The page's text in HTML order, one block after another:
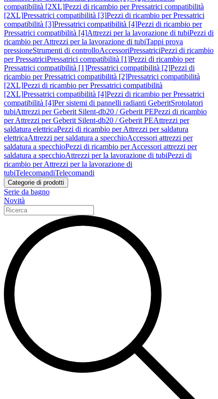
compatibilità [2XL]Pezzi di ricambio per Pressatrici compatibilità
[2XL]Pressatrici compatibilità [3]Pezzi di ricambio per Pressatrici
compatibilità [3]Pressatrici compatibilità [4]Pezzi di ricambio per
Pressatrici compatibilità [4]Attrezzi per la lavorazione di tubiPezzi di
ricambio per Attrezzi per la lavorazione di tubiTappi prova
pressioneStrumenti di controlloAccessoriPressatriciPezzi di ricambio
per PressatriciPressatrici compatibilità [1]Pezzi di ricambio per
Pressatrici compatibilità [1]Pressatrici compatibilità [2]Pezzi di
ricambio per Pressatrici compatibilità [2]Pressatrici compatibilità
[2XL]Pezzi di ricambio per Pressatrici compatibilità
[2XL]Pressatrici compatibilità [4]Pezzi di ricambio per Pressatrici
compatibilità [4]Per sistemi di pannelli radianti GeberitSrotolatori
tubiAttrezzi per Geberit Silent-db20 / Geberit PEPezzi di ricambio
per Attrezzi per Geberit Silent-db20 / Geberit PEAttrezzi per
saldatura elettricaPezzi di ricambio per Attrezzi per saldatura
elettricaAttrezzi per saldatura a specchioAccessori attrezzi per
saldatura a specchioPezzi di ricambio per Accessori attrezzi per
saldatura a specchioAttrezzi per la lavorazione di tubiPezzi di
ricambio per Attrezzi per la lavorazione di
tubiTelecomandiTelecomandi
Categorie di prodotti
Serie da bagno
Novità